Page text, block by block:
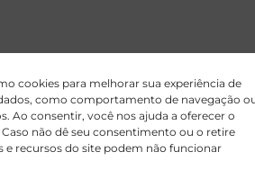
cookies para melhorar sua experiência de
como comportamento de navegação
Ao consentir, você nos ajuda a oferecer o
não dê seu consentimento ou o retire
e recursos do site podem não funcionar